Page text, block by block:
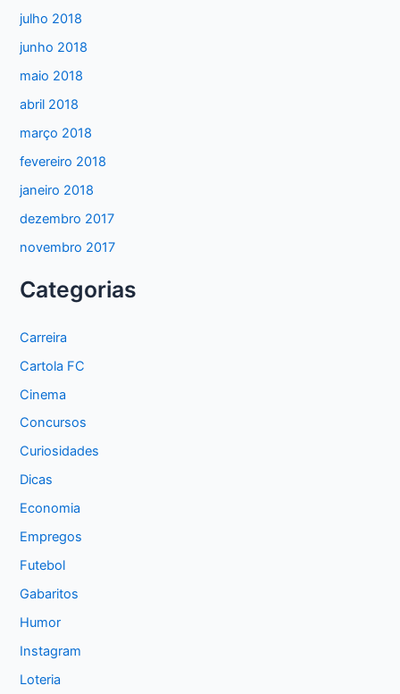
julho 2018
junho 2018
maio 2018
abril 2018
março 2018
fevereiro 2018
janeiro 2018
dezembro 2017
novembro 2017
Categorias
Carreira
Cartola FC
Cinema
Concursos
Curiosidades
Dicas
Economia
Empregos
Futebol
Gabaritos
Humor
Instagram
Loteria